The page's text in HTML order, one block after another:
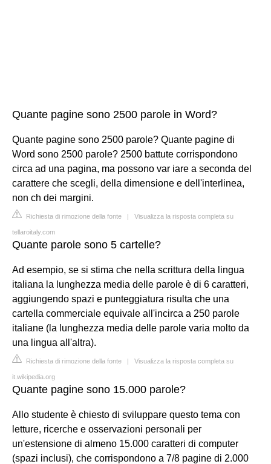
Quante pagine sono 2500 parole in Word?
Quante pagine sono 2500 parole? Quante pagine di
Word sono 2500 parole? 2500 battute corrispondono
circa ad una pagina, ma possono var iare a seconda del
carattere che scegli, della dimensione e dell'interlinea,
non ch dei margini.
Richiesta di rimozione della fonte | Visualizza la risposta completa su
tellaroitaly.com
Quante parole sono 5 cartelle?
Ad esempio, se si stima che nella scrittura della lingua
italiana la lunghezza media delle parole è di 6 caratteri,
aggiungendo spazi e punteggiatura risulta che una
cartella commerciale equivale all'incirca a 250 parole
italiane (la lunghezza media delle parole varia molto da
una lingua all'altra).
Richiesta di rimozione della fonte | Visualizza la risposta completa su
it.wikipedia.org
Quante pagine sono 15.000 parole?
Allo studente è chiesto di sviluppare questo tema con
letture, ricerche e osservazioni personali per
un'estensione di almeno 15.000 caratteri di computer
(spazi inclusi), che corrispondono a 7/8 pagine di 2.000